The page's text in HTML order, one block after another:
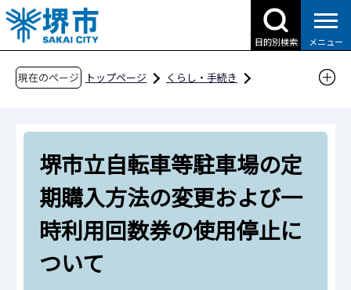
こ
の
ペ
目的別検索 メニュー
現在のページ トップページ
くらし・手続き
自転車対策
堺市立自転車等駐車場の定期購入方法の変更お
よび一時利用回数券の使用停止について
堺市立自転車等駐車場の定
期購入方法の変更および一
時利用回数券の使用停止に
ついて